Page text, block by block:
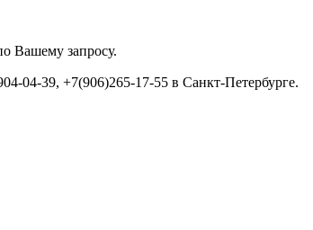
Вашему запросу.
04-39, +7(906)265-17-55 в Санкт-Петербурге.